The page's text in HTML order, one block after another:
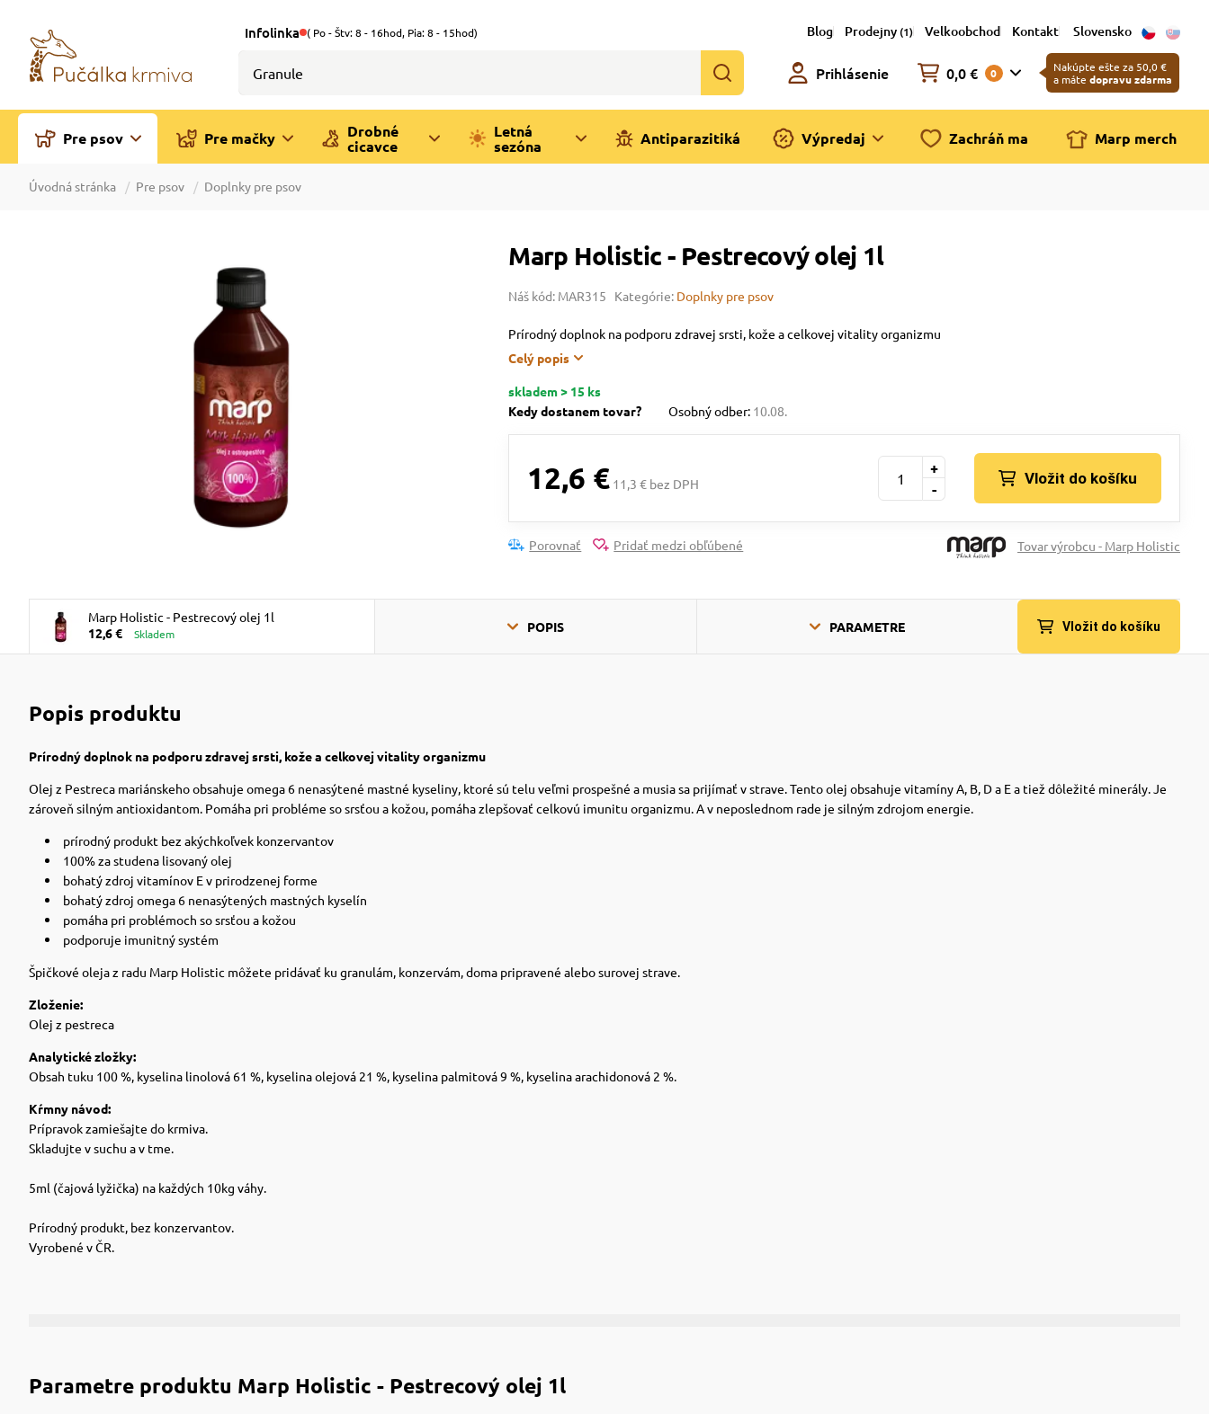
Infolinka ( Po - Štv: 8 - 16hod, Pia: 8 - 15hod) Blog Prodejny (1) Velkoobchod Kontakt Slovensko
Prihlásenie 0,0 € 0
Nakúpte ešte za 50,0 €
a máte dopravu zdarma
Pre psov Pre mačky
Drobné
cicavce
Letná
sezóna
Antiparazitiká Výpredaj Zachráň ma Marp merch
Úvodná stránka Pre psov Doplnky pre psov
Marp Holistic - Pestrecový olej 1l
Náš kód: MAR315 Kategórie: Doplnky pre psov
Prírodný doplnok na podporu zdravej srsti, kože a celkovej vitality organizmu
Celý popis
skladem > 15 ks
Kedy dostanem tovar?
Osobný odber: 10.08.
12,6 € 11,3 € bez DPH -
+
Vložit do košíku
Porovnať Pridať medzi obľúbené Tovar výrobcu - Marp Holistic
Marp Holistic - Pestrecový olej 1l
12,6 €
Skladem POPIS PARAMETRE Vložit do košíku
Popis produktu
Prírodný doplnok na podporu zdravej srsti, kože a celkovej vitality organizmu
Olej z Pestreca mariánskeho obsahuje omega 6 nenasýtené mastné kyseliny, ktoré sú telu veľmi prospešné a musia sa prijímať v strave. Tento olej obsahuje vitamíny A, B, D a E a tiež dôležité minerály. Je
zároveň silným antioxidantom. Pomáha pri probléme so srsťou a kožou, pomáha zlepšovať celkovú imunitu organizmu. A v neposlednom rade je silným zdrojom energie.
prírodný produkt bez akýchkoľvek konzervantov
100% za studena lisovaný olej
bohatý zdroj vitamínov E v prirodzenej forme
bohatý zdroj omega 6 nenasýtených mastných kyselín
pomáha pri problémoch so srsťou a kožou
podporuje imunitný systém
Špičkové oleja z radu Marp Holistic môžete pridávať ku granulám, konzervám, doma pripravené alebo surovej strave.
Zloženie:
Olej z pestreca
Analytické zložky:
Obsah tuku 100 %, kyselina linolová 61 %, kyselina olejová 21 %, kyselina palmitová 9 %, kyselina arachidonová 2 %.
Kŕmny návod:
Prípravok zamiešajte do krmiva.
Skladujte v suchu a v tme.
5ml (čajová lyžička) na každých 10kg váhy.
Prírodný produkt, bez konzervantov.
Vyrobené v ČR.
Parametre produktu Marp Holistic - Pestrecový olej 1l